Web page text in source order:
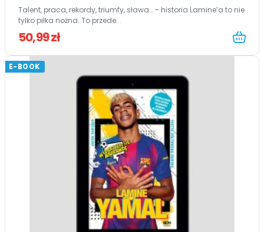
Talent, praca, rekordy, triumfy, sława… – historia Lamine’a to nie
tylko piłka nożna. To przede...
50,99 zł
E-BOOK